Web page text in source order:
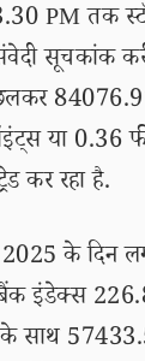
PM तक
सूचकांक
या 0.36
कर रहा है.
के दिन
इंडेक्स
साथ